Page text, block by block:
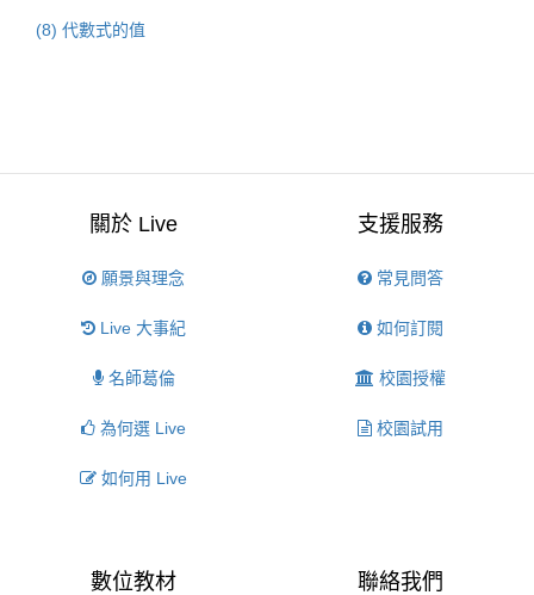
(8) 代數式的值
關於 Live
願景與理念
Live 大事紀
名師葛倫
為何選 Live
如何用 Live
支援服務
常見問答
如何訂閱
校園授權
校園試用
數位教材 聯絡我們